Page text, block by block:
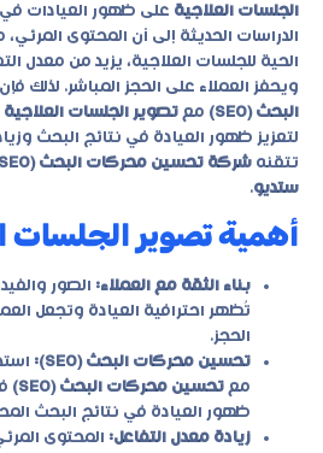
الجلسات العلاجية على ظهور العيادات في
الدراسات الحديثة إلى أن المحتوى
ويحفز العملاء على الحجز المباشر. لذلك
البحث (SEO)
مع تصوير الجلسات العلاجية
لتعزيز ظهور العيادة في نتائج البحث
تتقنه شركة تحسين محركات البحث (SEO) في الكويت
ستديو.
أهمية تصوير الجلسات
بناء الثقة مع العملاء: الصور
تُظهر احترافية العيادة وتجعل
الحجز.
تحسين محركات البحث (SEO):
مع تحسين محركات البحث (SEO)
ظهور العيادة في نتائج البحث
زيادة معدل التفاعل: المحتوى